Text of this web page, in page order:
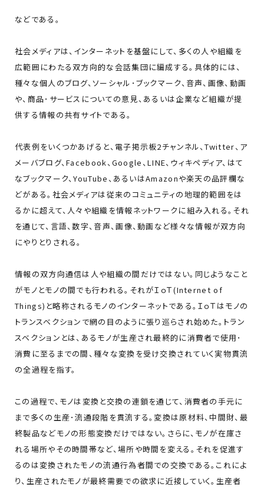
などである。
社会メディアは、インターネットを基盤にして、多くの人や組織を
広範囲にわたる双方向的な会話集団に編成する。具体的には、
種々な個人のブログ、ソーシャル･ブックマーク、音声、画像、動画
や、商品･サービスについての意見、あるいは企業など組織が提
供する情報の共有サイトである。
代表例をいくつかあげると、電子掲示板2チャンネル、Twitter、ア
メーバブログ、Facebook、Google、LINE、ウィキペディア、はて
なブックマーク、YouTube、あるいはAmazonや楽天の品評欄な
どがある。社会メディアは従来のコミュニティの地理的範囲をは
るかに超えて、人々や組織を情報ネットワークに組み入れる。それ
を通じて、言語、数字、音声、画像、動画など様々な情報が双方向
にやりとりされる。
情報の双方向通信は人や組織の間だけではない。同じようなこと
がモノとモノの間でも行われる。それがＩｏＴ(Internet of
Things)と略称されるモノのインターネットである。ＩｏＴはモノの
トランスベクションで網の目のように張り巡らされ始めた。トラン
スベクションとは、あるモノが生産され最終的に消費者で使用･
消費に至るまでの間、種々な変換を受け交換されていく実物貫流
の全過程を指す。
この過程で、モノは変換と交換の連鎖を通じて、消費者の手元に
まで多くの生産･流通段階を貫流する。変換は原材料、中間財、最
終製品などモノの形態変換だけではない。さらに、モノが在庫さ
れる場所やその時間帯など、場所や時間を変える。それを促進す
るのは変換されたモノの流通行為者間での交換である。これによ
り、生産されたモノが最終需要での欲求に近接していく。生産者